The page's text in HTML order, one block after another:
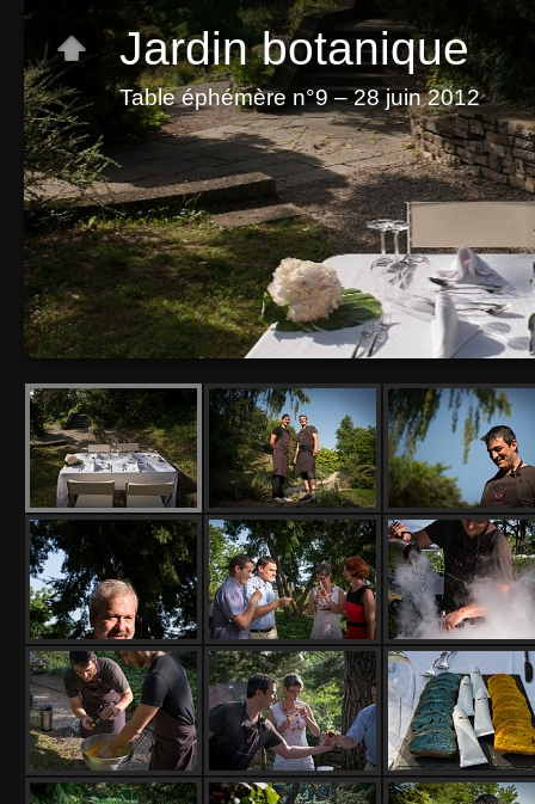
Jardin botanique
Table éphémère n°9 – 28 juin 2012